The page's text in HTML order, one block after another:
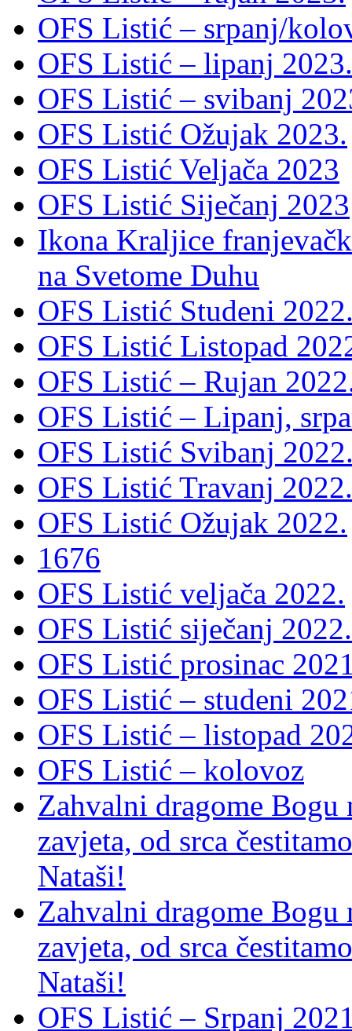
OFS Listić – srpanj/
OFS Listić – lipanj 2023.
OFS Listić – svibanj
OFS Listić Ožujak 2023.
OFS Listić Veljača 2023
OFS Listić Siječanj 2023
Ikona Kraljice
na Svetome Duhu
OFS Listić Studeni
OFS Listić Listopad
OFS Listić – Rujan
OFS Listić – Lipanj,
OFS Listić Svibanj
OFS Listić Travanj 2022.
OFS Listić Ožujak 2022.
1676
OFS Listić veljača 2022.
OFS Listić siječanj 2022.
OFS Listić prosinac
OFS Listić – studeni
OFS Listić – listopad
OFS Listić – kolovoz
Zahvalni dragome Bogu
zavjeta, od srca
Nataši!
Zahvalni dragome Bogu
zavjeta, od srca
Nataši!
OFS Listić – Srpanj